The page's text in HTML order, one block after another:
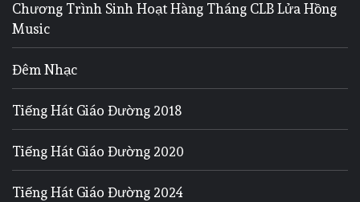
Chương Trình Sinh Hoạt Hàng Tháng CLB Lửa Hồng
Music
Đêm Nhạc
Tiếng Hát Giáo Đường 2018
Tiếng Hát Giáo Đường 2020
Tiếng Hát Giáo Đường 2024